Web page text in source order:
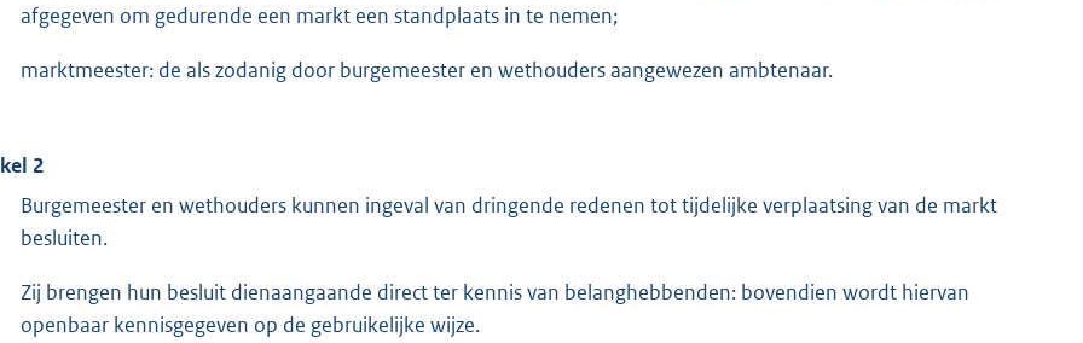
afgegeven om gedurende een markt een standplaats in te nemen;
marktmeester: de als zodanig door burgemeester en wethouders aangewezen ambtenaar.
2
Burgemeester en wethouders kunnen ingeval van dringende redenen tot tijdelijke verplaatsing van de markt
besluiten.
Zij brengen hun besluit dienaangaande direct ter kennis van belanghebbenden: bovendien wordt hiervan
openbaar kennisgegeven op de gebruikelijke wijze.